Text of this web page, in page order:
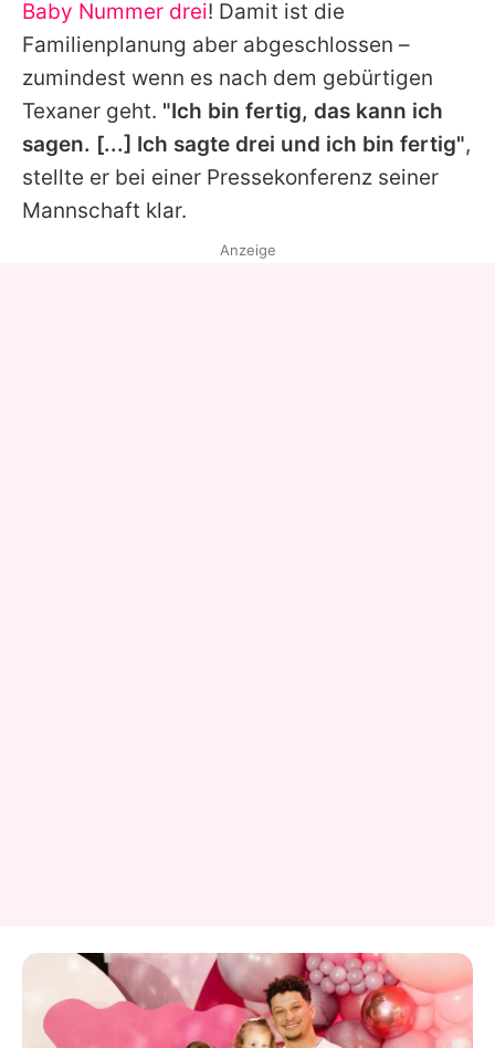
Baby Nummer drei! Damit ist die
Familienplanung aber abgeschlossen –
zumindest wenn es nach dem gebürtigen
Texaner geht. "Ich bin fertig, das kann ich
sagen. [...] Ich sagte drei und ich bin fertig",
stellte er bei einer Pressekonferenz seiner
Mannschaft klar.
Anzeige